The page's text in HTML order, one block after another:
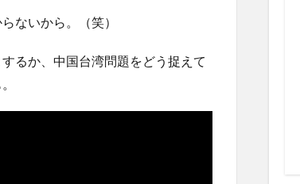
ないから。（笑）
るか、中国台湾問題をどう捉えて